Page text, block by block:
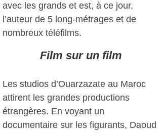
avec les grands et est, à ce jour,
l’auteur de 5 long-métrages et de
nombreux téléfilms.
Film sur un film
Les studios d’Ouarzazate au Maroc
attirent les grandes productions
étrangères. En voyant un
documentaire sur les figurants, Daoud